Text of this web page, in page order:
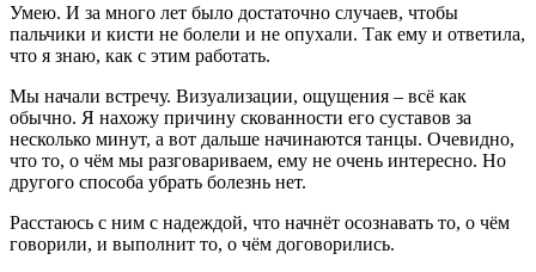
Умею. И за много лет было достаточно случаев, чтобы
пальчики и кисти не болели и не опухали. Так ему и ответила,
что я знаю, как с этим работать.
Мы начали встречу. Визуализации, ощущения – всё как
обычно. Я нахожу причину скованности его суставов за
несколько минут, а вот дальше начинаются танцы. Очевидно,
что то, о чём мы разговариваем, ему не очень интересно. Но
другого способа убрать болезнь нет.
Расстаюсь с ним с надеждой, что начнёт осознавать то, о чём
говорили, и выполнит то, о чём договорились.